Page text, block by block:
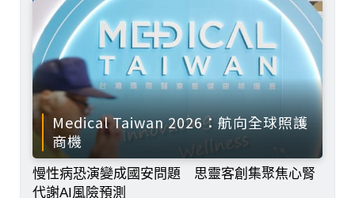
Medical Taiwan 2026：航向全球照護
商機
慢性病恐演變成國安問題 思靈客創集聚焦心腎
代謝AI風險預測